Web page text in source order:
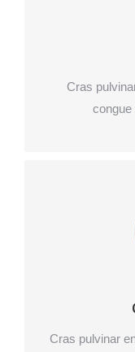
Cras
congue
Cras pulvinar